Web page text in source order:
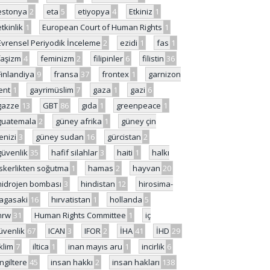
2 eta 5 etiyopya 4 Etkiniz 1
1 European Court of Human Rights 1
Periyodik İnceleme 2 ezidi 1 fas 1
4 feminizm 2 filipinler 6 filistin 36
9 fransa 37 frontex 1
garnizon
1 gayrimüslim 7 gaza 1 gazi 6
13 GBT 86 gıda 1 greenpeace 1
2 güney afrika 1
güney çin
3 güney sudan 16 gürcistan 2
35 hafif silahlar 3 haiti 1
halkı
soğutma 1 hamas 2 hayvan 20
bombası 3 hindistan 12
hirosima-
16 hırvatistan 1 hollanda 5
31 Human Rights Committee 1
iç
67 ICAN 3 IFOR 2 İHA 41 İHD 29
7 iltica 1 inan mayıs aru 1 incirlik 6
45 insan hakkı 2 insan hakları 138